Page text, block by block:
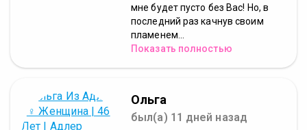
мне будет пусто без Вас! Но, в
последний раз качнув своим
пламенем...
Показать полностью
Ольга
был(а) 11 дней назад